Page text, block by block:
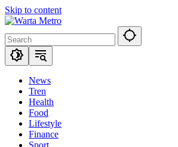
Skip to content
News
Tren
Health
Food
Lifestyle
Finance
Sport